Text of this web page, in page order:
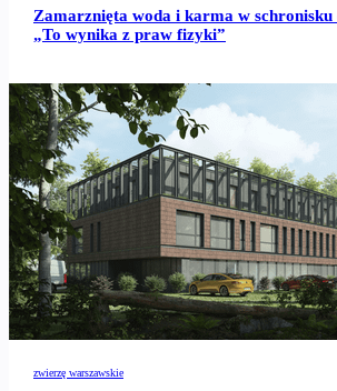
Zamarznięta woda i karma w schronisku
„To wynika z praw fizyki”
zwierzę warszawskie